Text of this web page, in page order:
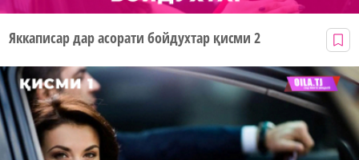
Яккаписар дар асорати бойдухтар қисми 2